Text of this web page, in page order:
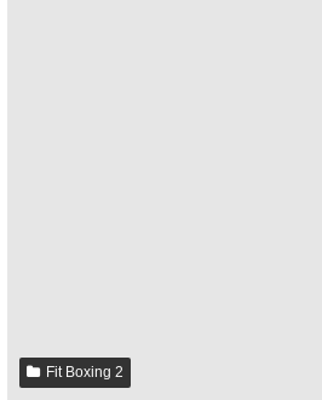
Fit Boxing 2